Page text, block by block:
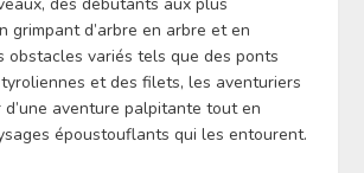
grimpant d’arbre en arbre et en
obstacles variés tels que des ponts
et des filets, les aventuriers
aventure palpitante tout en
époustouflants qui les entourent.